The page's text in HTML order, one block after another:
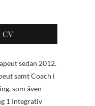
CV
sedan 2012.
samt Coach i
som även
1 Integrativ